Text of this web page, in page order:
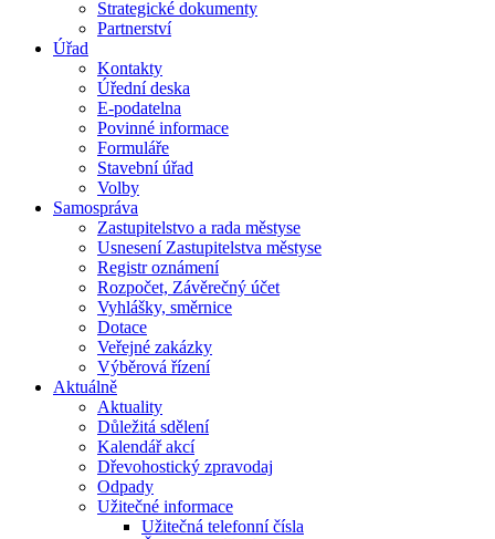
Strategické dokumenty
Partnerství
Úřad
Kontakty
Úřední deska
E-podatelna
Povinné informace
Formuláře
Stavební úřad
Volby
Samospráva
Zastupitelstvo a rada městyse
Usnesení Zastupitelstva městyse
Registr oznámení
Rozpočet, Závěrečný účet
Vyhlášky, směrnice
Dotace
Veřejné zakázky
Výběrová řízení
Aktuálně
Aktuality
Důležitá sdělení
Kalendář akcí
Dřevohostický zpravodaj
Odpady
Užitečné informace
Užitečná telefonní čísla